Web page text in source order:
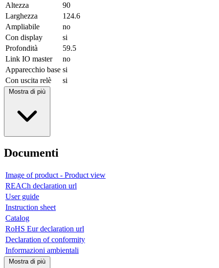
Altezza
90
Larghezza
124.6
Ampliabile
no
Con display
si
Profondità
59.5
Link IO master
no
Apparecchio base si
Con uscita relè
si
Mostra di più
Documenti
Image of product - Product view
REACh declaration url
User guide
Instruction sheet
Catalog
RoHS Eur declaration url
Declaration of conformity
Informazioni ambientali
Mostra di più